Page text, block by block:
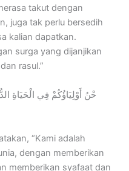
takut dengan
juga tak perlu bersedih
kalian dapatkan.
surga yang dijanjikan
rasul.”
حْنُ أَوْلِيَاؤُكُمْ فِي الْحَيَاةِ
“Kami adalah
dengan memberikan
memberikan syafaat dan